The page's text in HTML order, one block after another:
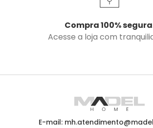
Compra 100%
Acesse a loja com
E-mail: